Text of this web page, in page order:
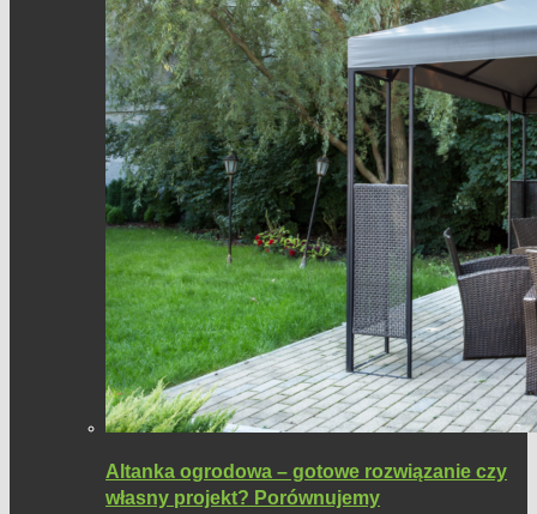
Altanka ogrodowa – gotowe rozwiązanie czy
własny projekt? Porównujemy